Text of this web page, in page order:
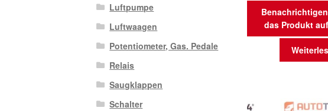
das Produkt
Luftpumpe
Luftwaagen
Potentiometer, Gas. Pedale
Relais
Saugklappen
Schalter